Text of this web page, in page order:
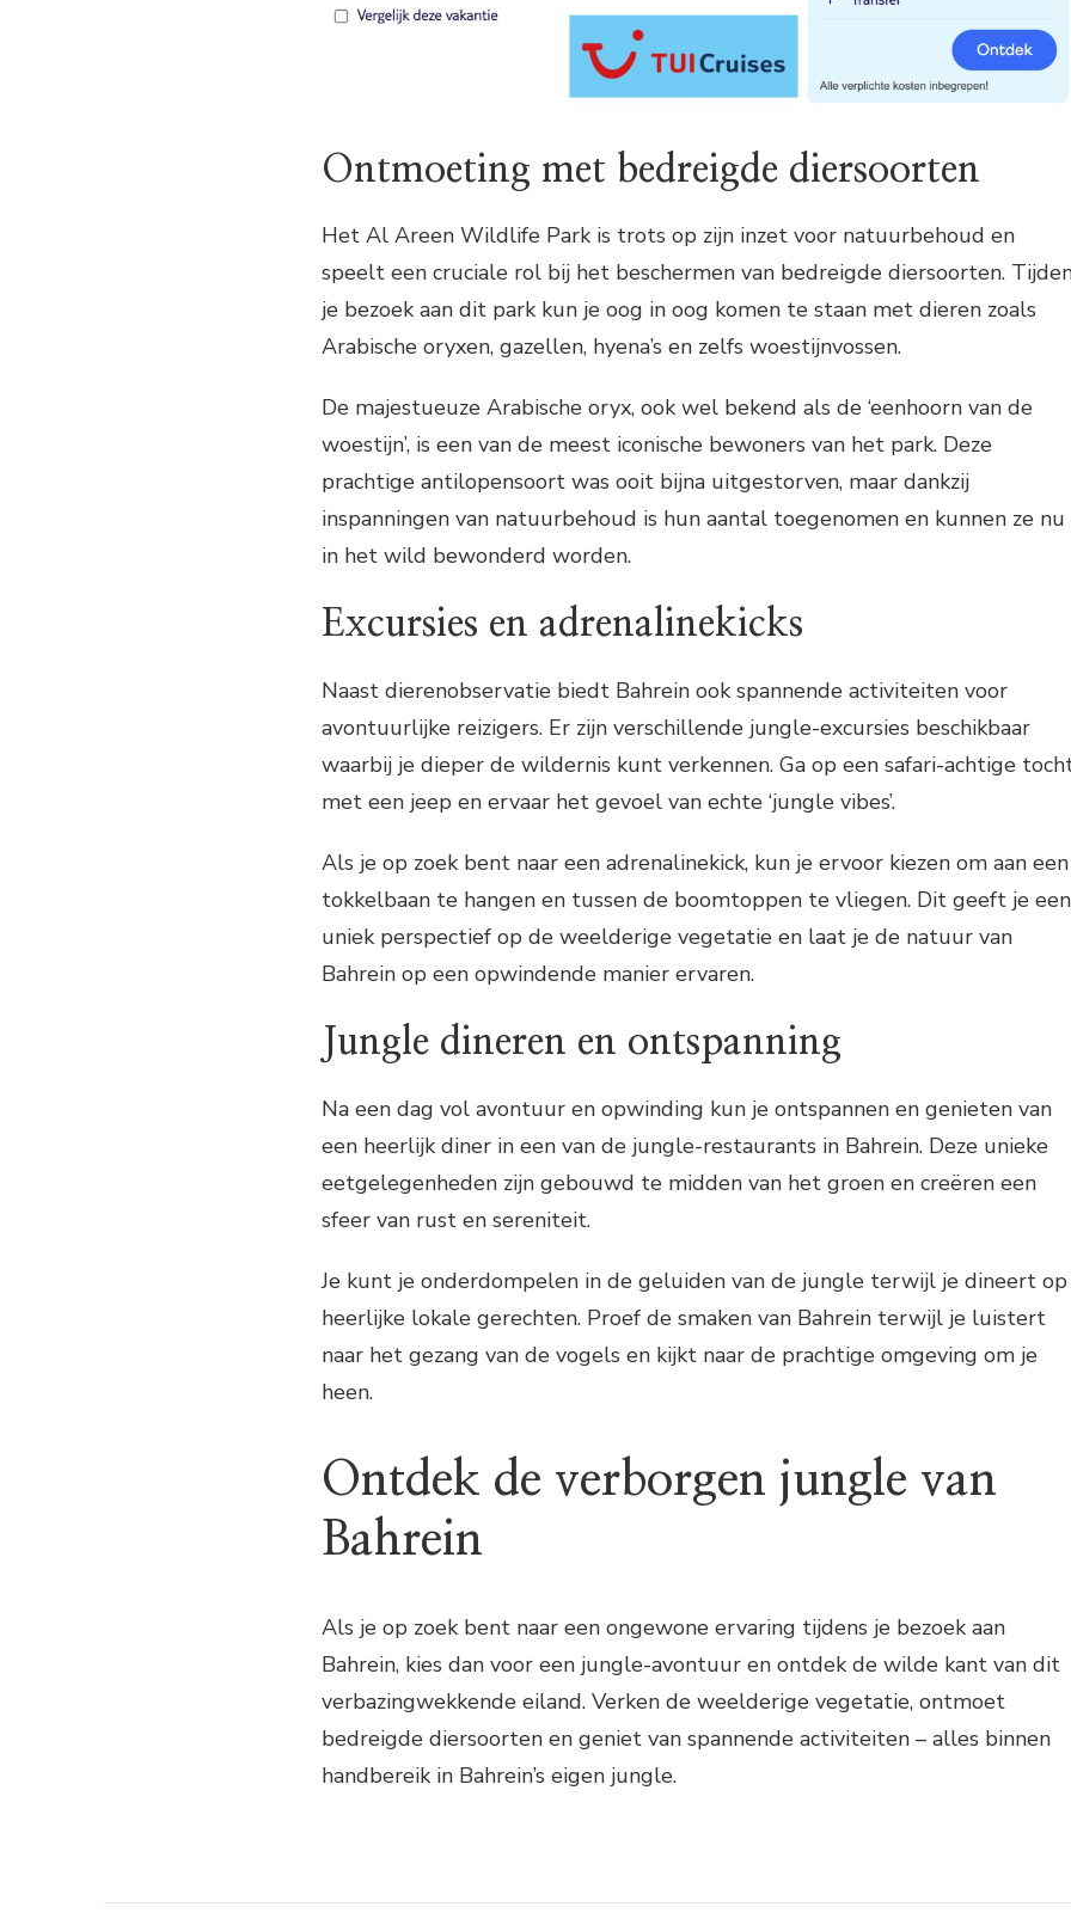
Ontmoeting met bedreigde diersoorten
Het Al Areen Wildlife Park is trots op zijn inzet voor natuurbehoud en
speelt een cruciale rol bij het beschermen van bedreigde diersoorten.
je bezoek aan dit park kun je oog in oog komen te staan ​​met dieren zoals
Arabische oryxen, gazellen, hyena’s en zelfs woestijnvossen.
De majestueuze Arabische oryx, ook wel bekend als de ‘eenhoorn van de
woestijn’, is een van de meest iconische bewoners van het park. Deze
prachtige antilopensoort was ooit bijna uitgestorven, maar dankzij
inspanningen van natuurbehoud is hun aantal toegenomen en kunnen ze nu
in het wild bewonderd worden.
Excursies en adrenalinekicks
Naast dierenobservatie biedt Bahrein ook spannende activiteiten voor
avontuurlijke reizigers. Er zijn verschillende jungle-excursies beschikbaar
waarbij je dieper de wildernis kunt verkennen. Ga op een safari-achtige
met een jeep en ervaar het gevoel van echte ‘jungle vibes’.
Als je op zoek bent naar een adrenalinekick, kun je ervoor kiezen om aan een
tokkelbaan te hangen en tussen de boomtoppen te vliegen. Dit geeft je een
uniek perspectief op de weelderige vegetatie en laat je de natuur van
Bahrein op een opwindende manier ervaren.
Jungle dineren en ontspanning
Na een dag vol avontuur en opwinding kun je ontspannen en genieten van
een heerlijk diner in een van de jungle-restaurants in Bahrein. Deze unieke
eetgelegenheden zijn gebouwd te midden van het groen en creëren een
sfeer van rust en sereniteit.
Je kunt je onderdompelen in de geluiden van de jungle terwijl je dineert op
heerlijke lokale gerechten. Proef de smaken van Bahrein terwijl je luistert
naar het gezang van de vogels en kijkt naar de prachtige omgeving om je
heen.
Ontdek de verborgen jungle van
Bahrein
Als je op zoek bent naar een ongewone ervaring tijdens je bezoek aan
Bahrein, kies dan voor een jungle-avontuur en ontdek de wilde kant van dit
verbazingwekkende eiland. Verken de weelderige vegetatie, ontmoet
bedreigde diersoorten en geniet van spannende activiteiten – alles binnen
handbereik in Bahrein’s eigen jungle.